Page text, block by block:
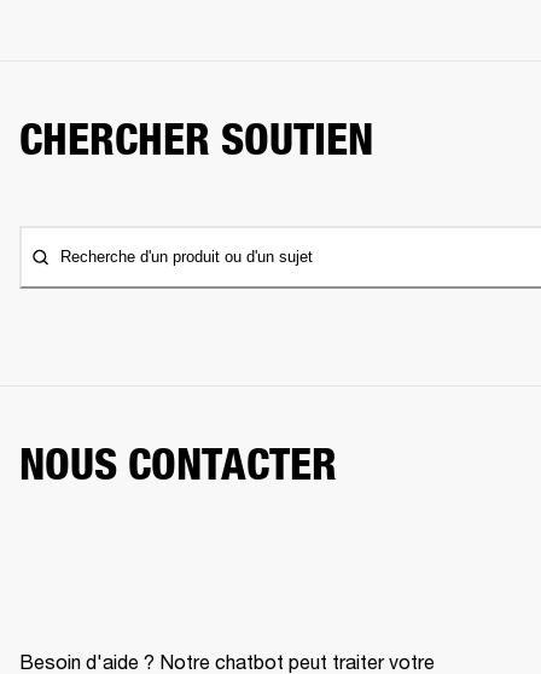
CHERCHER SOUTIEN
Recherche d'un produit ou d'un sujet
NOUS CONTACTER
Besoin d'aide ? Notre chatbot peut traiter votre